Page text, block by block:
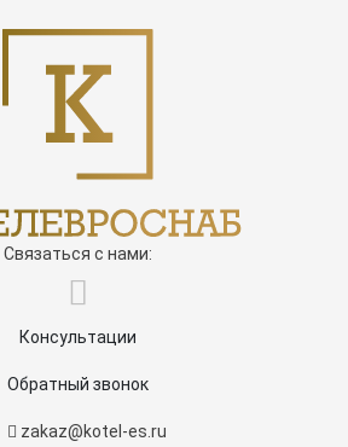
Связаться с нами:
Консультации
Обратный звонок
zakaz@kotel-es.ru